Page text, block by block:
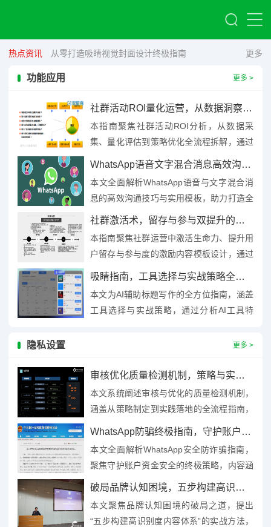
热点资讯 更多
从零打造吸睛视觉封面设计终极指南
功能应用 更多 >
社群活动ROI量化运营，从数据洞察到策略落地的全流程分析指南
本指南聚焦社群活动ROI分析，从数据采
集、量化评估到策略优化全流程拆解，通过
明确投入成本（人力、物料、时间等）与产
WhatsApp语音文字混合消息高效沟通技巧与模板全解析
本文全面解析WhatsApp语音与文字混合消
息的高效沟通技巧与实用模板，助力打造全
新沟通范式，通过结合语音的即时性与文字
社群激活术，留存与参与双提升的激励内容模板设计指南
本指南聚焦社群运营中激活生命力、提升用
户留存与参与度的激励内容模板设计，通过
分析用户需求与行为特征，提出可复制的激
吸睛指南，工具选择与实战策略全解析
本文为AI辅助标题写作的全方位指南，涵盖
工具选择与实战策略，通过分析AI工具特
隐私设置 更多 >
审核优化质量检测机制，策略与实践全流程指南
本文系统阐述审核与优化的质量检测机制，
涵盖从策略制定到实践落地的全流程指南，
内容聚焦质量检测的核心逻辑，包括审核标
WhatsApp防骗终极指南，守护账户资金安全全解析
本文全面解析WhatsApp安全防诈骗指南，
聚焦守护账户资金安全的终极策略，内容涵
盖识别钓鱼链接、验证信息真伪、启用双重
破局品牌认知困境，五步构建高识别度内容体系实战指南
本文聚焦品牌认知困境的破局之道，提出
“五步构建高识别度内容体系”的实战方法，